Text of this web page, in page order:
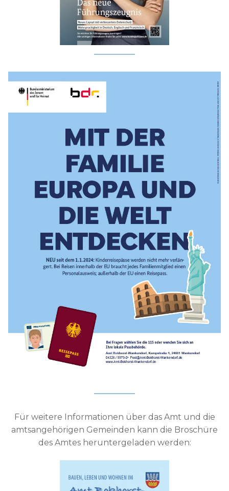
Für weitere Informationen über das Amt und die
amtsangehörigen Gemeinden kann die Broschüre
des Amtes heruntergeladen werden: